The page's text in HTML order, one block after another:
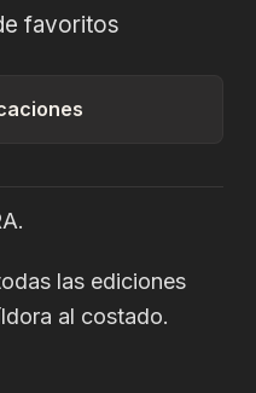
favoritos
las ediciones
al costado.